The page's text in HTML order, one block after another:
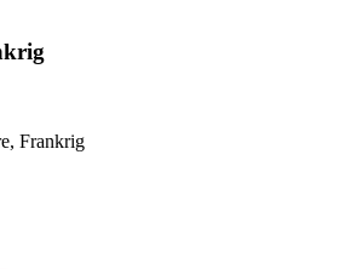
Frankrig